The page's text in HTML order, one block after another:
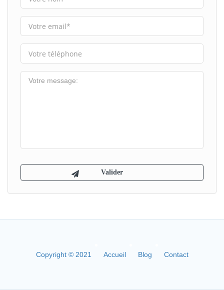
Copyright © 2021 Accueil Blog Contact